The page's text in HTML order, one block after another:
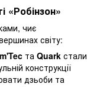
«Робінзон»
чиє
світу:
та Quark стали
конструкції
дзьоби та